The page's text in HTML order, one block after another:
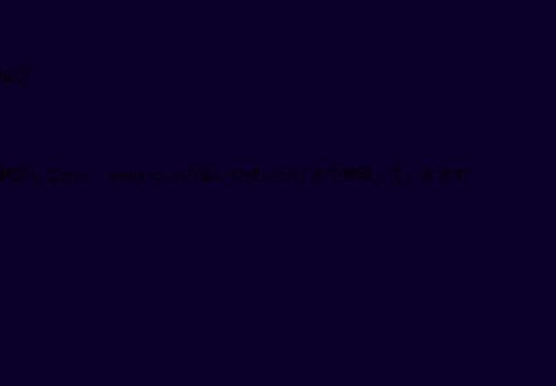
🙂
しながら、going to との違いや使い分けまで整理していきます。